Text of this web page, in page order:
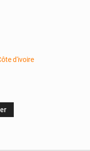
d'ivoire